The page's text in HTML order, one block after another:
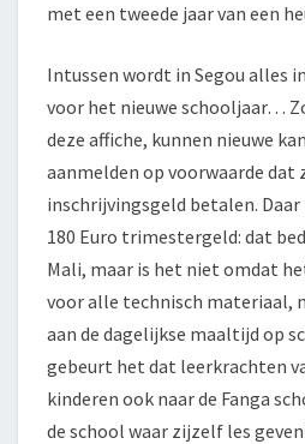
met een tweede jaar van een
Intussen wordt in Segou alles
voor het nieuwe schooljaar…
deze affiche, kunnen nieuwe
aanmelden op voorwaarde dat
inschrijvingsgeld betalen.
180 Euro trimestergeld: dat
Mali, maar is het niet omdat
voor alle technisch materiaal,
aan de dagelijkse maaltijd op
gebeurt het dat leerkrachten
kinderen ook naar de Fanga
de school waar zijzelf les